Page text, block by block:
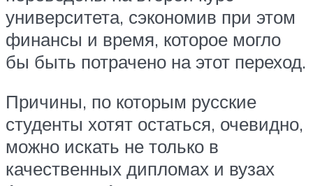
университета, сэкономив при этом
финансы и время, которое могло
бы быть потрачено на этот переход.
Причины, по которым русские
студенты хотят остаться, очевидно,
можно искать не только в
качественных дипломах и вузах